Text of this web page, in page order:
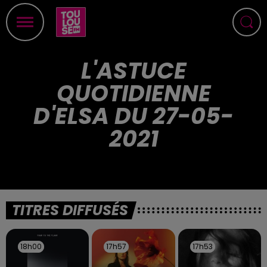
L'ASTUCE
QUOTIDIENNE
D'ELSA DU 27-05-
2021
TITRES DIFFUSÉS
18h00
18h00 17h57
17h57 17h53
17h53